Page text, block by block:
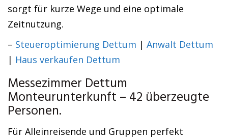
sorgt für kurze Wege und eine optimale
Zeitnutzung.
– Steueroptimierung Dettum | Anwalt Dettum
| Haus verkaufen Dettum
Messezimmer Dettum
Monteurunterkunft – 42 überzeugte
Personen.
Für Alleinreisende und Gruppen perfekt